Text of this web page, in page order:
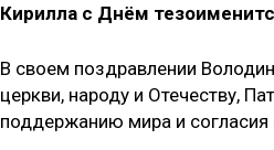
Кирилла с Днём
В своем поздравлении
церкви, народу и Отечеству,
поддержанию мира и согласия